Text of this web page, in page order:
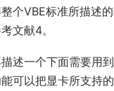
个VBE标准所描述
文献4。
述一个下面需要用
可以把显卡所支持